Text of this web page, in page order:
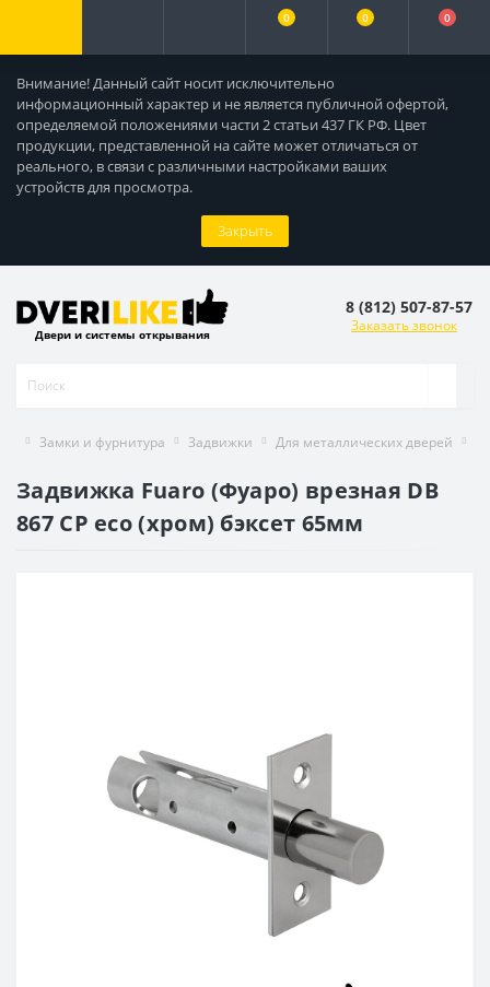
Внимание! Данный сайт носит исключительно
информационный характер и не является публичной офертой,
определяемой положениями части 2 статьи 437 ГК РФ. Цвет
продукции, представленной на сайте может отличаться от
реального, в связи с различными настройками ваших
устройств для просмотра.
Закрыть
0 0 0
Двери и системы открывания
8 (812) 507-87-57
Заказать звонок
Замки и фурнитура Задвижки Для металлических дверей
Задвижка Fuaro (Фуаро) врезная DB
867 CP eco (хром) бэксет 65мм